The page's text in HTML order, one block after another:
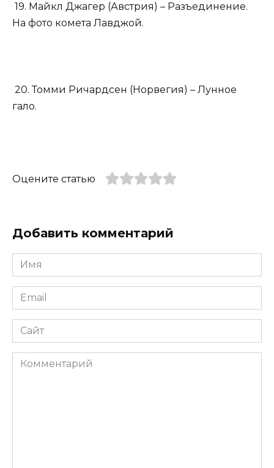
19. Майкл Джагер (Австрия) – Разъединение.
На фото комета Лавджой.
20. Томми Ричардсен (Норвегия) – Лунное
гало.
Оцените статью
Добавить комментарий
Имя
*
Email
*
Сайт
Комментарий